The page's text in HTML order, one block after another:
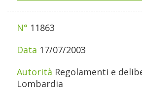
11863
17/07/2003
Regolamenti e
Lombardia